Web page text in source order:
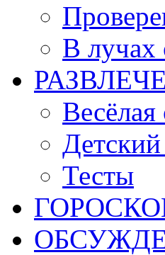
В лучах
Весёлая
Детский
Тесты